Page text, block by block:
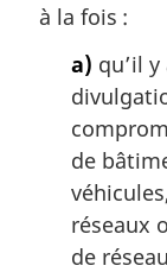
à la fois :
a) qu’il
de
réseaux
de